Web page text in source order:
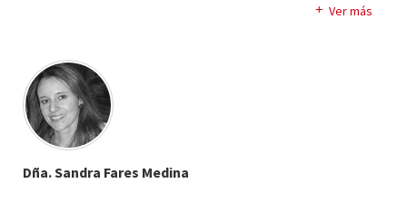
Especialidad en Enfermería Obstétrica y Ginecológica -
Universidad de Alcalá de Henares (Madrid). Experiencia
como International Board Certified Lactation Consultant
(IBCLC) durante 10 años. Profesora de grado/postgrado
en la Universidad Rey Juan Carlos desde 2013. Amplia
realizando actividad investigadora en reproducción y
Ver más
Dña. Sandra Fares Medina